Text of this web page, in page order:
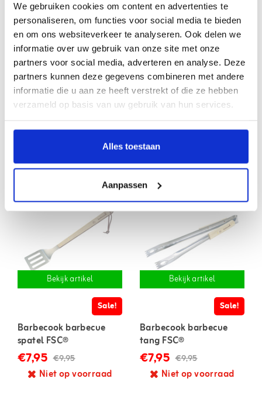
We gebruiken cookies om content en advertenties te
personaliseren, om functies voor social media te bieden
en om ons websiteverkeer te analyseren. Ook delen we
informatie over uw gebruik van onze site met onze
partners voor social media, adverteren en analyse. Deze
partners kunnen deze gegevens combineren met andere
informatie die u aan ze heeft verstrekt of die ze hebben
verzameld op basis van uw gebruik van hun services.
Alles toestaan
Aanpassen
Barbecook branderkapje Siësta.
Geschikt voor:
Barbecook barbecue Siësta 210
Barbecook barbecue Siësta 310
Barbecook barbecue Siësta 412
Barbecook barbecue Siësta 512
Barbecook barbecue Siësta 612
Artikel informatie en codes:
Bekijk artikel
Sale!
Barbecook barbecue
spatel FSC®
€7,95 €9,95
Niet op voorraad
Bekijk artikel
Sale!
Barbecook barbecue
tang FSC®
€7,95 €9,95
Niet op voorraad